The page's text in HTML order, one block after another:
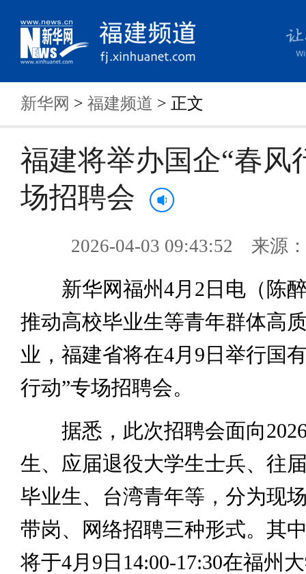
新华网 > 福建频道 > 正文
福建将举办国企“春风
场招聘会
2026-04-03 09:43:52 来源
新华网福州4月2日电（陈醉
推动高校毕业生等青年群体高
业，福建省将在4月9日举行国
行动”专场招聘会。
据悉，此次招聘会面向
生、应届退役大学生士兵、往
毕业生、台湾青年等，分为现
带岗、网络招聘三种形式。其
将于4月9日14:00-17:30在福州